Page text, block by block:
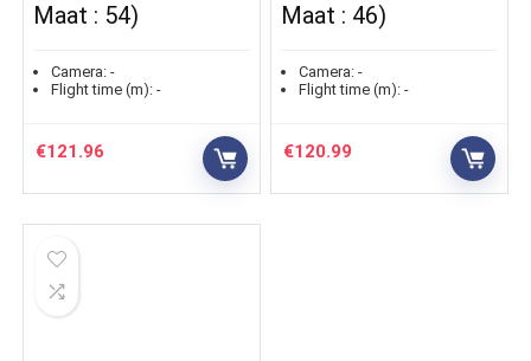
Maat : 54)
Camera: -
Flight time (m): -
€121.96
Maat : 46)
Camera: -
Flight time (m): -
€120.99